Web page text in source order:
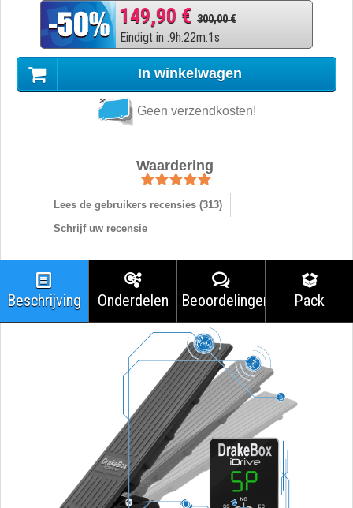
149,90 € 300,00 €
Eindigt in :9h:22m:0s
In winkelwagen
Geen verzendkosten!
Waardering
Lees de gebruikers recensies (313)
Schrijf uw recensie
Beschrijving Onderdelen Beoordelingen Pack